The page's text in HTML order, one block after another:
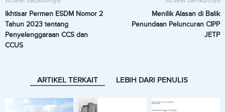
Ikhtisar Permen ESDM Nomor 2
Tahun 2023 tentang
Penyelenggaraan CCS dan
CCUS
Menilik Alasan di Balik
Penundaan Peluncuran CIPP
JETP
ARTIKEL TERKAIT LEBIH DARI PENULIS